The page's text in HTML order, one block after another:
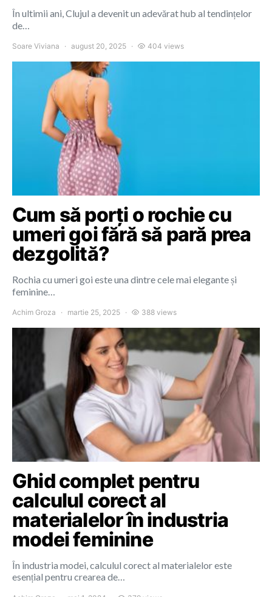
În ultimii ani, Clujul a devenit un adevărat hub al tendințelor
de…
Soare Viviana august 20, 2025 404 views
Cum să porți o rochie cu
umeri goi fără să pară prea
dezgolită?
Rochia cu umeri goi este una dintre cele mai elegante și
feminine…
Achim Groza martie 25, 2025 388 views
Ghid complet pentru
calculul corect al
materialelor în industria
modei feminine
În industria modei, calculul corect al materialelor este
esențial pentru crearea de…